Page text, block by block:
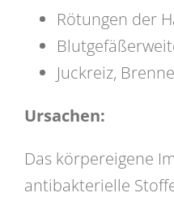
Rötungen der
Juckreiz,
Ursachen:
Das körpereigene
antibakterielle